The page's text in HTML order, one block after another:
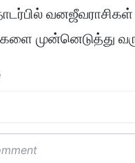
முன்னெடுத்து